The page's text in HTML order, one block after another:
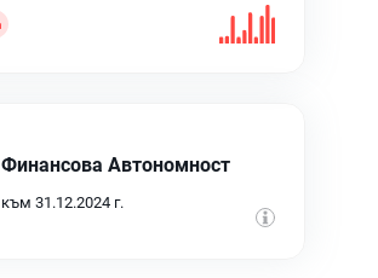
Финансова Автономност
към 31.12.2024 г.